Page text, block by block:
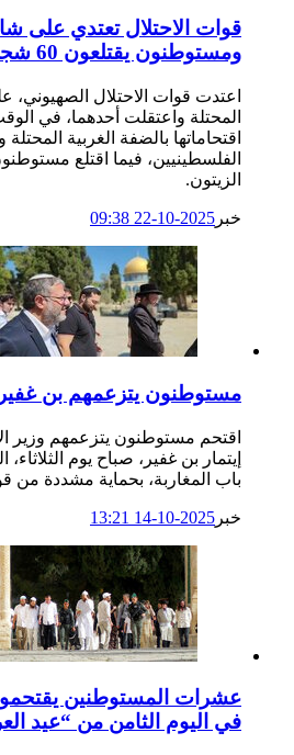
قوات الاحتلال تعتدي على
ومستوطنون يقتلعون 60 شجرة زيتون
اعتدت قوات الاحتلال
المحتلة واعتقلت أحدهما، في
اقتحاماتها بالضفة الغربية المحتلة
الفلسطينيين، فيما اقتلع
الزيتون.
خبر 2025-10-22 09:38
مستوطنون يتزعمهم بن
اقتحم مستوطنون يتزعمهم وزير
إيتمار بن غفير، صباح يوم
باب المغاربة، بحماية مشددة من
خبر 2025-10-14 13:21
عشرات المستوطنين
في اليوم الثامن من “عيد